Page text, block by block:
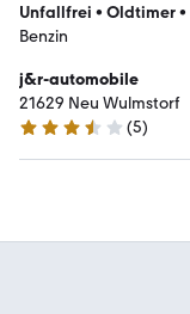
Unfallfrei • Oldtimer•
Benzin
j&r-automobile
21629 Neu Wulmstorf
3.6 Sterne
(5)